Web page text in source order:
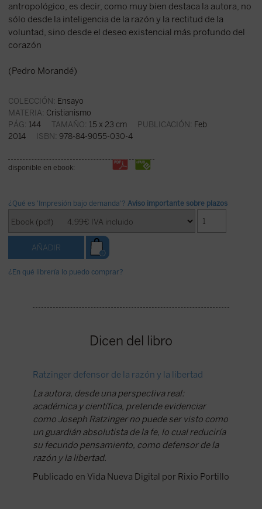
antropológico, es decir, como muy bien destaca la autora, no
sólo desde la inteligencia de la razón y la rectitud de la
voluntad, sino desde el deseo existencial más profundo del
corazón
(Pedro Morandé)
COLECCIÓN: Ensayo
MATERIA: Cristianismo
PÁG: 144 TAMAÑO: 15 x 23 cm PUBLICACIÓN: Feb
2014 ISBN: 978-84-9055-030-4
disponible en ebook:
¿Qué es 'Impresión bajo demanda'? Aviso importante sobre plazos
¿En qué librería lo puedo comprar?
Dicen del libro
Ratzinger defensor de la razón y la libertad
La autora, desde una perspectiva real:
académica y científica, pretende evidenciar
como Joseph Ratzinger no puede ser visto como
un guardián absolutista de la fe, lo cual reduciría
su fecundo pensamiento, como defensor de la
razón y la libertad.
Publicado en Vida Nueva Digital por Rixio Portillo